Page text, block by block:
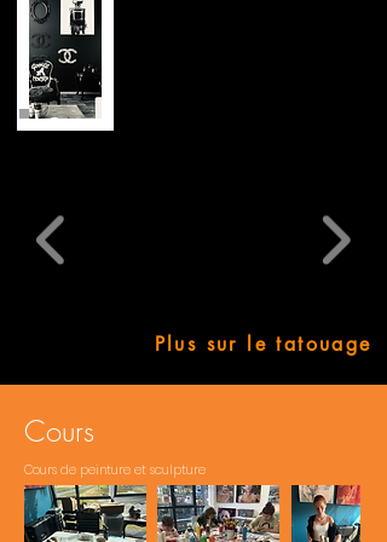
Plus sur le tatouage
Cours
Cours de peinture et sculpture